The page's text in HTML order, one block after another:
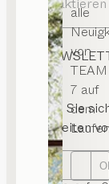
alle
von
TEAM
7 auf
dem
Melden Sie
Neuigkeiten